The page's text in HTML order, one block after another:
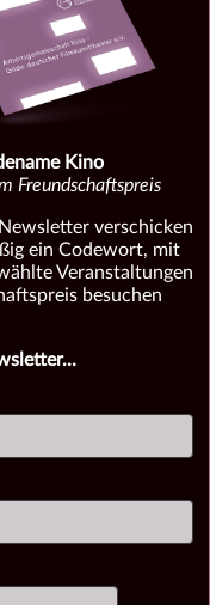
Kino
Freundschaftspreis
verschicken
ein Codewort, mit
Veranstaltungen
besuchen